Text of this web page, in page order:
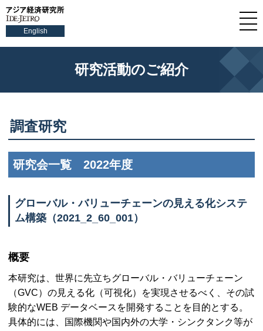
English
研究活動のご紹介
調査研究
研究会一覧 2022年度
グローバル・バリューチェーンの見える化システ
ム構築（2021_2_60_001）
概要
本研究は、世界に先立ちグローバル・バリューチェーン
（GVC）の見える化（可視化）を実現させるべく、その試
験的なWEB データベースを開発することを目的とする。
具体的には、国際機関や国内外の大学・シンクタンク等が